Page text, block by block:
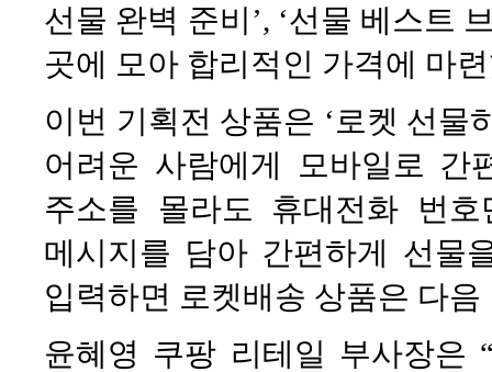
선물 완벽 준비’, ‘선물 베스트
곳에 모아 합리적인 가격에 마
이번 기획전 상품은 ‘로켓 선물
어려운 사람에게 모바일로 간
주소를 몰라도 휴대전화 번
메시지를 담아 간편하게 선물
입력하면 로켓배송 상품은 다음
윤혜영 쿠팡 리테일 부사장은